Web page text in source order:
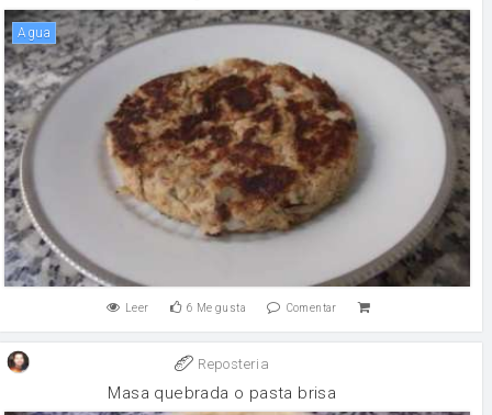
agua
Leer 6 Me gusta Comentar
Reposteria
Masa quebrada o pasta brisa